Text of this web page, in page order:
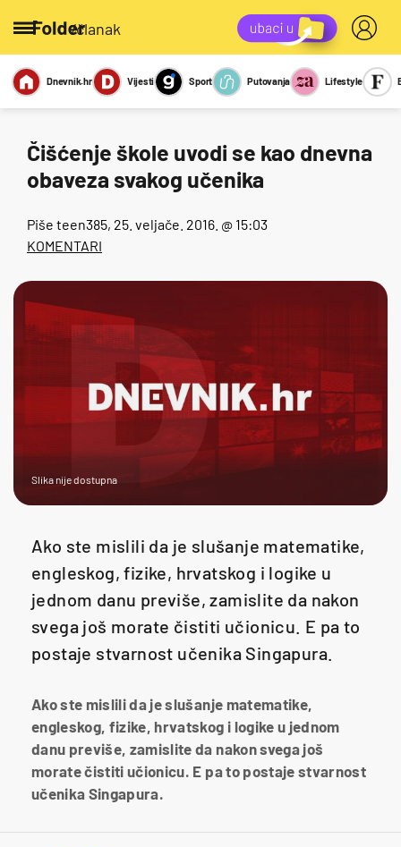
/članak
Miks Kviz
Report
Dnevnik.hr Vijesti Sport Putovanja Lifestyle
Čišćenje škole uvodi se kao dnevna
obaveza svakog učenika
Piše teen385, 25. veljače. 2016. @ 15:03
KOMENTARI
Slika nije dostupna
Ako ste mislili da je slušanje matematike,
engleskog, fizike, hrvatskog i logike u
jednom danu previše, zamislite da nakon
svega još morate čistiti učionicu. E pa to
postaje stvarnost učenika Singapura.
Ako ste mislili da je slušanje matematike,
engleskog, fizike, hrvatskog i logike u jednom
danu previše, zamislite da nakon svega još
morate čistiti učionicu. E pa to postaje stvarnost
učenika Singapura.